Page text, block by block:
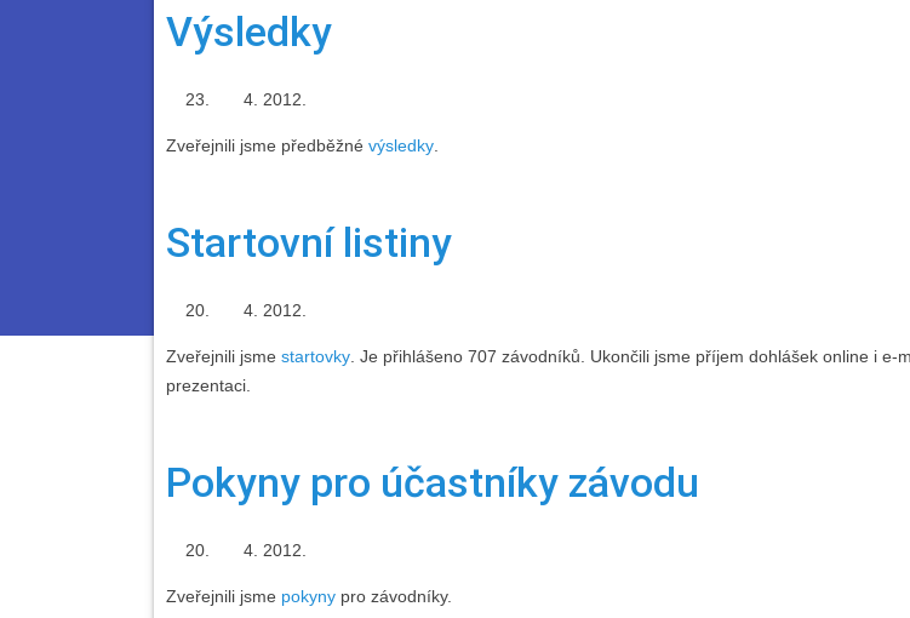
Výsledky
2012.
Zveřejnili jsme předběžné výsledky.
Startovní listiny
2012.
Zveřejnili jsme startovky. Je přihlášeno 707 závodníků. Ukončili jsme příjem dohlášek online i e-
prezentaci.
Pokyny pro účastníky závodu
2012.
Zveřejnili jsme pokynypro závodníky.